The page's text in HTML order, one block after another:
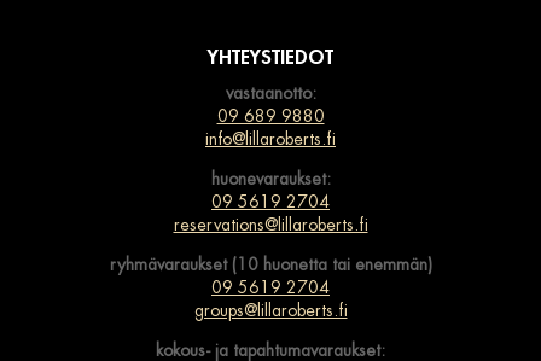
YHTEYSTIEDOT
vastaanotto:
09 689 9880
info@lillaroberts.fi
huonevaraukset:
09 5619 2704
reservations@lillaroberts.fi
ryhmävaraukset (10 huonetta tai enemmän)
09 5619 2704
groups@lillaroberts.fi
kokous- ja tapahtumavaraukset: